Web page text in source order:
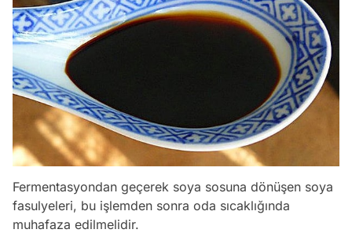
Fermentasyondan geçerek soya sosuna dönüşen soya
fasulyeleri, bu işlemden sonra oda sıcaklığında
muhafaza edilmelidir.